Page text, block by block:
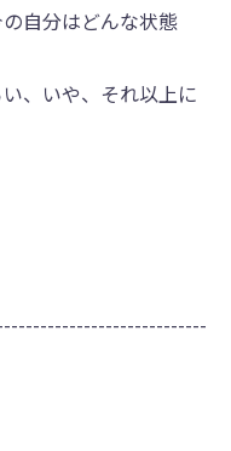
自分はどんな状態
、いや、それ以上に